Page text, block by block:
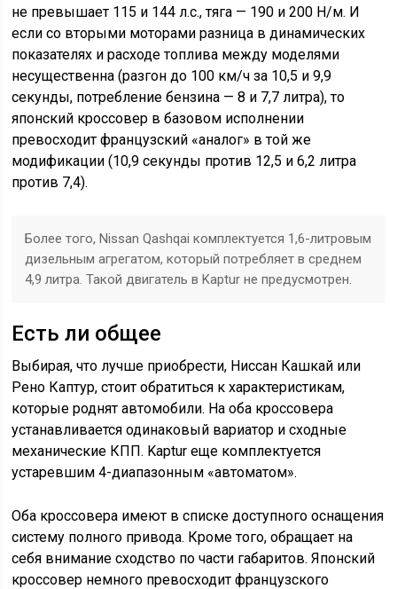
не превышает 115 и 144 л.с., тяга — 190 и 200 Н/м. И
если со вторыми моторами разница в динамических
показателях и расходе топлива между моделями
несущественна (разгон до 100 км/ч за 10,5 и 9,9
секунды, потребление бензина — 8 и 7,7 литра), то
японский кроссовер в базовом исполнении
превосходит французский «аналог» в той же
модификации (10,9 секунды против 12,5 и 6,2 литра
против 7,4).
Более того, Nissan Qashqai комплектуется 1,6-литровым
дизельным агрегатом, который потребляет в среднем
4,9 литра. Такой двигатель в Kaptur не предусмотрен.
Есть ли общее
Выбирая, что лучше приобрести, Ниссан Кашкай или
Рено Каптур, стоит обратиться к характеристикам,
которые роднят автомобили. На оба кроссовера
устанавливается одинаковый вариатор и сходные
механические КПП. Kaptur еще комплектуется
устаревшим 4-диапазонным «автоматом».
Оба кроссовера имеют в списке доступного оснащения
систему полного привода. Кроме того, обращает на
себя внимание сходство по части габаритов. Японский
кроссовер немного превосходит французского